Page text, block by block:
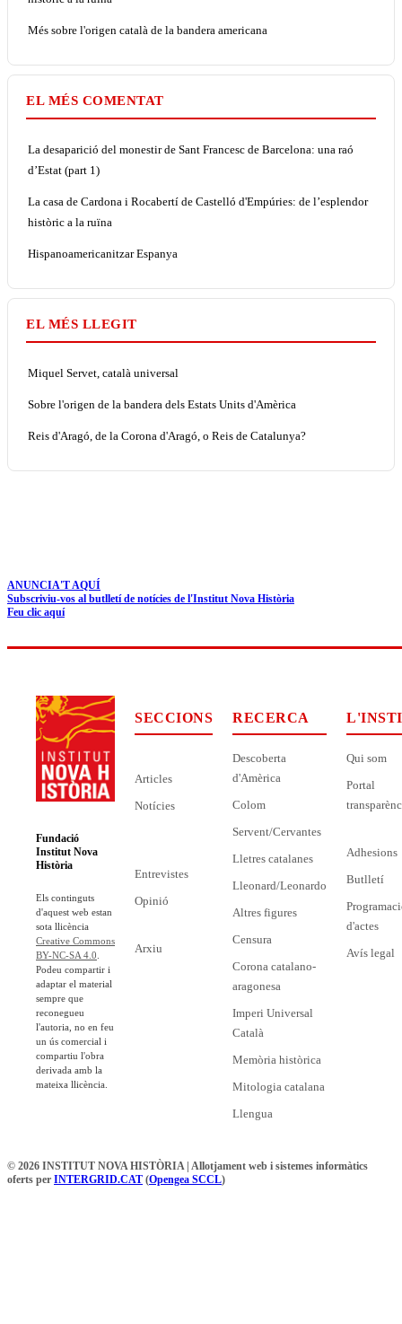
Més sobre l'origen català de la bandera americana
EL MÉS COMENTAT
La desaparició del monestir de Sant Francesc de Barcelona: una raó
d’Estat (part 1)
La casa de Cardona i Rocabertí de Castelló d'Empúries: de l’esplendor
històric a la ruïna
Hispanoamericanitzar Espanya
EL MÉS LLEGIT
Miquel Servet, català universal
Sobre l'origen de la bandera dels Estats Units d'Amèrica
Reis d'Aragó, de la Corona d'Aragó, o Reis de Catalunya?
ANUNCIA'T AQUÍ
Subscriviu-vos al butlletí de notícies de l'Institut Nova Història
Feu clic aquí
Fundació
Institut Nova
Història
Els continguts
d'aquest web estan
sota llicència
Creative Commons
BY-NC-SA 4.0
Podeu compartir i
adaptar el material
sempre que
reconegueu
l'autoria, no en feu
un ús comercial i
compartiu l'obra
derivada amb la
mateixa llicència.
SECCIONS
Articles
Notícies
Entrevistes
Opinió
Arxiu
RECERCA
Descoberta
d'Amèrica
Colom
Servent/Cervantes
Lletres catalanes
Lleonard/Leonardo
Altres figures
Censura
Corona catalano-
aragonesa
Imperi Universal
Català
Memòria històrica
Mitologia catalana
Llengua
Qui som
Portal
Adhesions
Butlletí
d'actes
Avís legal
© 2026 INSTITUT NOVA HISTÒRIA | Allotjament web i sistemes informàtics
oferts per INTERGRID.CAT (Opengea SCCL)